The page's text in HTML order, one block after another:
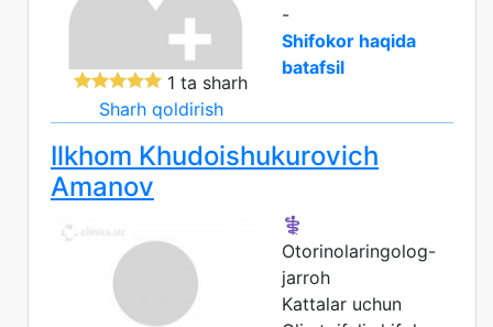
1 ta sharh
Sharh qoldirish
-
Shifokor haqida
batafsil
Ilkhom Khudoishukurovich
Amanov
⚕️
Otorinolaringolog-
jarroh
Kattalar uchun